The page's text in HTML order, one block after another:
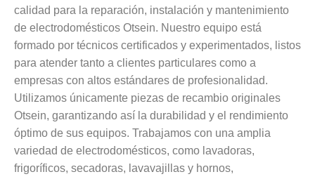
calidad para la reparación, instalación y mantenimiento
de electrodomésticos Otsein. Nuestro equipo está
formado por técnicos certificados y experimentados, listos
para atender tanto a clientes particulares como a
empresas con altos estándares de profesionalidad.
Utilizamos únicamente piezas de recambio originales
Otsein, garantizando así la durabilidad y el rendimiento
óptimo de sus equipos. Trabajamos con una amplia
variedad de electrodomésticos, como lavadoras,
frigoríficos, secadoras, lavavajillas y hornos,